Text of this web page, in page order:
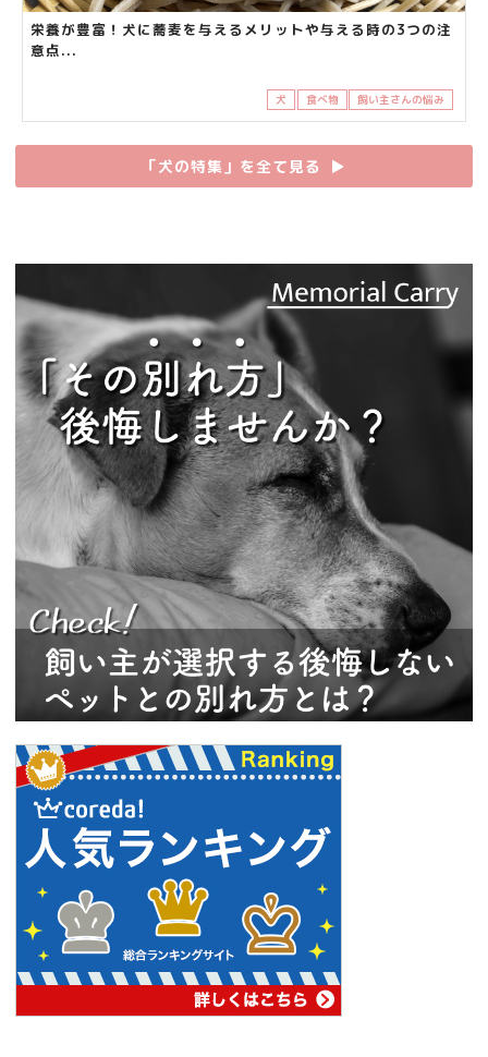
栄養が豊富！犬に蕎麦を与えるメリットや与える時の3つの注
意点...
犬 食べ物 飼い主さんの悩み
「犬の特集」を全て見る ▶︎